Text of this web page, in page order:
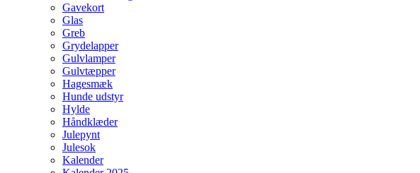
Gavekort
Glas
Greb
Grydelapper
Gulvlamper
Gulvtæpper
Hagesmæk
Hunde udstyr
Hylde
Håndklæder
Julepynt
Julesok
Kalender